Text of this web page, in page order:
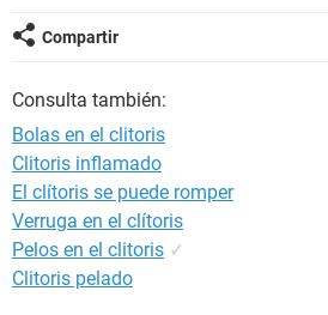
Compartir
Consulta también:
Bolas en el clitoris
Clitoris inflamado
El clítoris se puede romper
Verruga en el clítoris
Pelos en el clitoris ✓
Clitoris pelado